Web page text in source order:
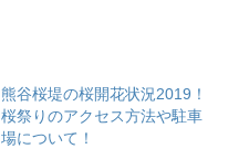
熊谷桜堤の桜開花状況2019！
桜祭りのアクセス方法や駐車
場について！